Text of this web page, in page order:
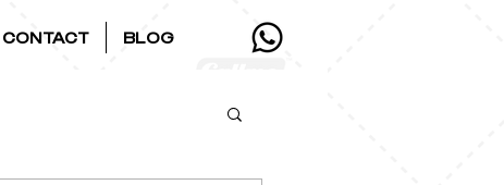
CONTACT BLOG